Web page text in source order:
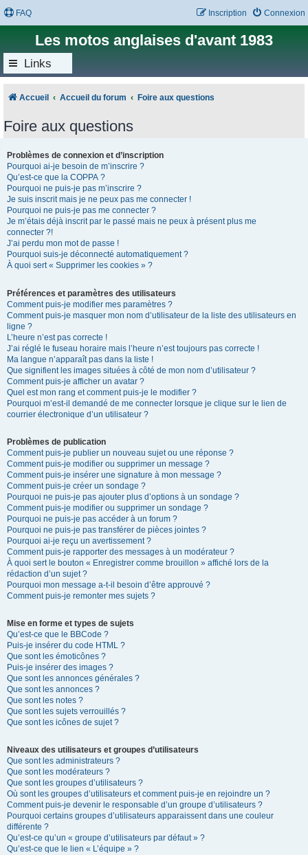
FAQ Connexion
Inscription
Les motos anglaises d'avant 1983
Links
Accueil Accueil du forum Foire aux questions
Foire aux questions
Problèmes de connexion et d’inscription
Pourquoi ai-je besoin de m’inscrire ?
Qu’est-ce que la COPPA ?
Pourquoi ne puis-je pas m’inscrire ?
Je suis inscrit mais je ne peux pas me connecter !
Pourquoi ne puis-je pas me connecter ?
Je m’étais déjà inscrit par le passé mais ne peux à présent plus me
connecter ?!
J’ai perdu mon mot de passe !
Pourquoi suis-je déconnecté automatiquement ?
À quoi sert « Supprimer les cookies » ?
Préférences et paramètres des utilisateurs
Comment puis-je modifier mes paramètres ?
Comment puis-je masquer mon nom d’utilisateur de la liste des utilisateurs en
ligne ?
L’heure n’est pas correcte !
J’ai réglé le fuseau horaire mais l’heure n’est toujours pas correcte !
Ma langue n’apparaît pas dans la liste !
Que signifient les images situées à côté de mon nom d’utilisateur ?
Comment puis-je afficher un avatar ?
Quel est mon rang et comment puis-je le modifier ?
Pourquoi m’est-il demandé de me connecter lorsque je clique sur le lien de
courrier électronique d’un utilisateur ?
Problèmes de publication
Comment puis-je publier un nouveau sujet ou une réponse ?
Comment puis-je modifier ou supprimer un message ?
Comment puis-je insérer une signature à mon message ?
Comment puis-je créer un sondage ?
Pourquoi ne puis-je pas ajouter plus d’options à un sondage ?
Comment puis-je modifier ou supprimer un sondage ?
Pourquoi ne puis-je pas accéder à un forum ?
Pourquoi ne puis-je pas transférer de pièces jointes ?
Pourquoi ai-je reçu un avertissement ?
Comment puis-je rapporter des messages à un modérateur ?
À quoi sert le bouton « Enregistrer comme brouillon » affiché lors de la
rédaction d’un sujet ?
Pourquoi mon message a-t-il besoin d’être approuvé ?
Comment puis-je remonter mes sujets ?
Mise en forme et types de sujets
Qu’est-ce que le BBCode ?
Puis-je insérer du code HTML ?
Que sont les émoticônes ?
Puis-je insérer des images ?
Que sont les annonces générales ?
Que sont les annonces ?
Que sont les notes ?
Que sont les sujets verrouillés ?
Que sont les icônes de sujet ?
Niveaux des utilisateurs et groupes d’utilisateurs
Que sont les administrateurs ?
Que sont les modérateurs ?
Que sont les groupes d’utilisateurs ?
Où sont les groupes d’utilisateurs et comment puis-je en rejoindre un ?
Comment puis-je devenir le responsable d’un groupe d’utilisateurs ?
Pourquoi certains groupes d’utilisateurs apparaissent dans une couleur
différente ?
Qu’est-ce qu’un « groupe d’utilisateurs par défaut » ?
Qu’est-ce que le lien « L’équipe » ?